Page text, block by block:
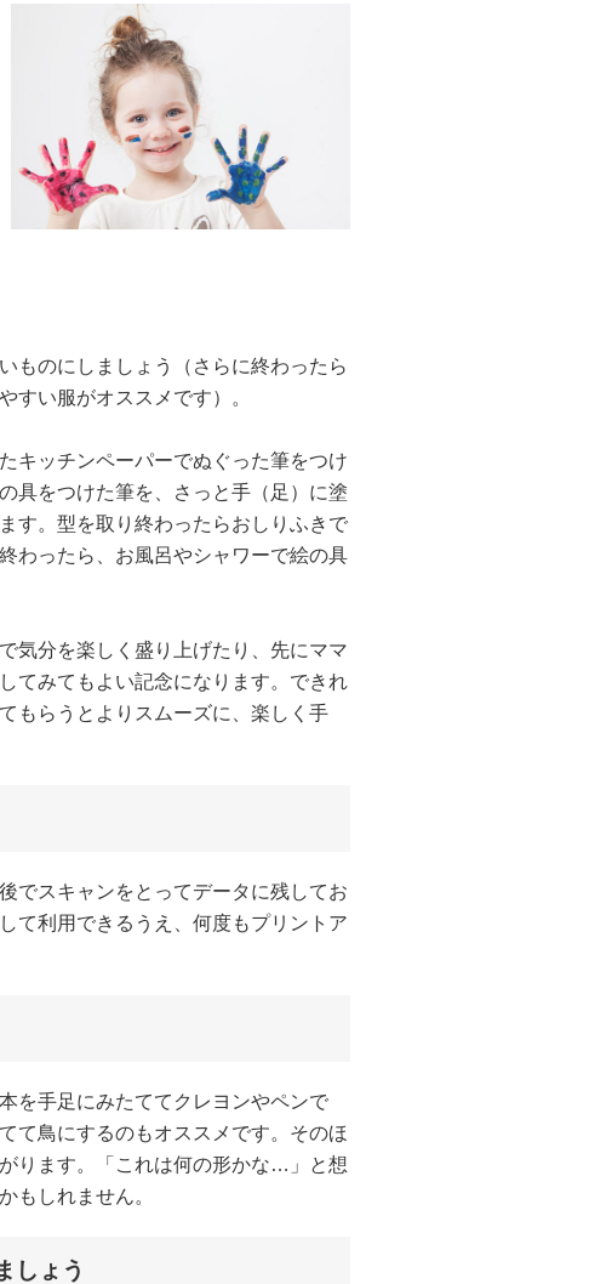
ものにしましょう（さらに終わったら
すい服がオススメです）。
キッチンペーパーでぬぐった筆をつけ
具をつけた筆を、さっと手（足）に塗
す。型を取り終わったらおしりふきで
わったら、お風呂やシャワーで絵の具
気分を楽しく盛り上げたり、先にママ
てみてもよい記念になります。できれ
もらうとよりスムーズに、楽しく手
でスキャンをとってデータに残してお
て利用できるうえ、何度もプリントア
を手足にみたててクレヨンやペンで
て鳥にするのもオススメです。そのほ
ります。「これは何の形かな…」と想
もしれません。
しょう